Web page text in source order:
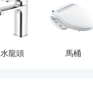
水龍頭 馬桶